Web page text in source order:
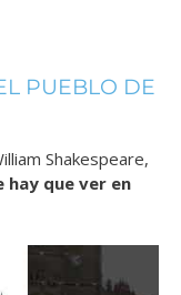
PUEBLO DE
Shakespeare,
hay que ver en